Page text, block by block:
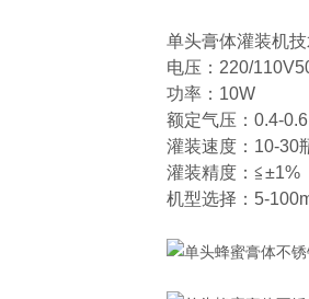
单头膏体灌装机
电压：220/
功率：10W
额定气压：0.4-
灌装速度：10-30
灌装精度：≦±1%
机型选择：5-